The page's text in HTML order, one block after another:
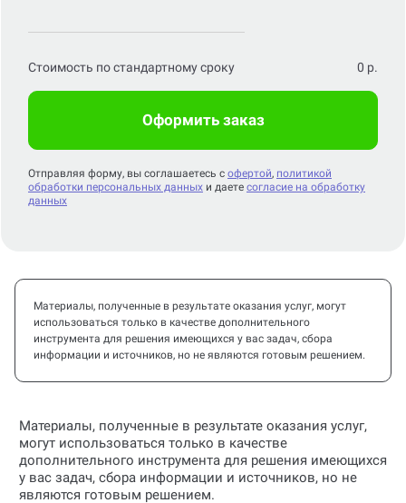
Стоимость по стандартному сроку 0 р.
Оформить заказ
Отправляя форму, вы соглашаетесь с офертой, политикой
обработки персональных данных и даете согласие на обработку
данных
Материалы, полученные в результате оказания услуг, могут
использоваться только в качестве дополнительного
инструмента для решения имеющихся у вас задач, сбора
информации и источников, но не являются готовым решением.
Материалы, полученные в результате оказания услуг,
могут использоваться только в качестве
дополнительного инструмента для решения имеющихся
у вас задач, сбора информации и источников, но не
являются готовым решением.